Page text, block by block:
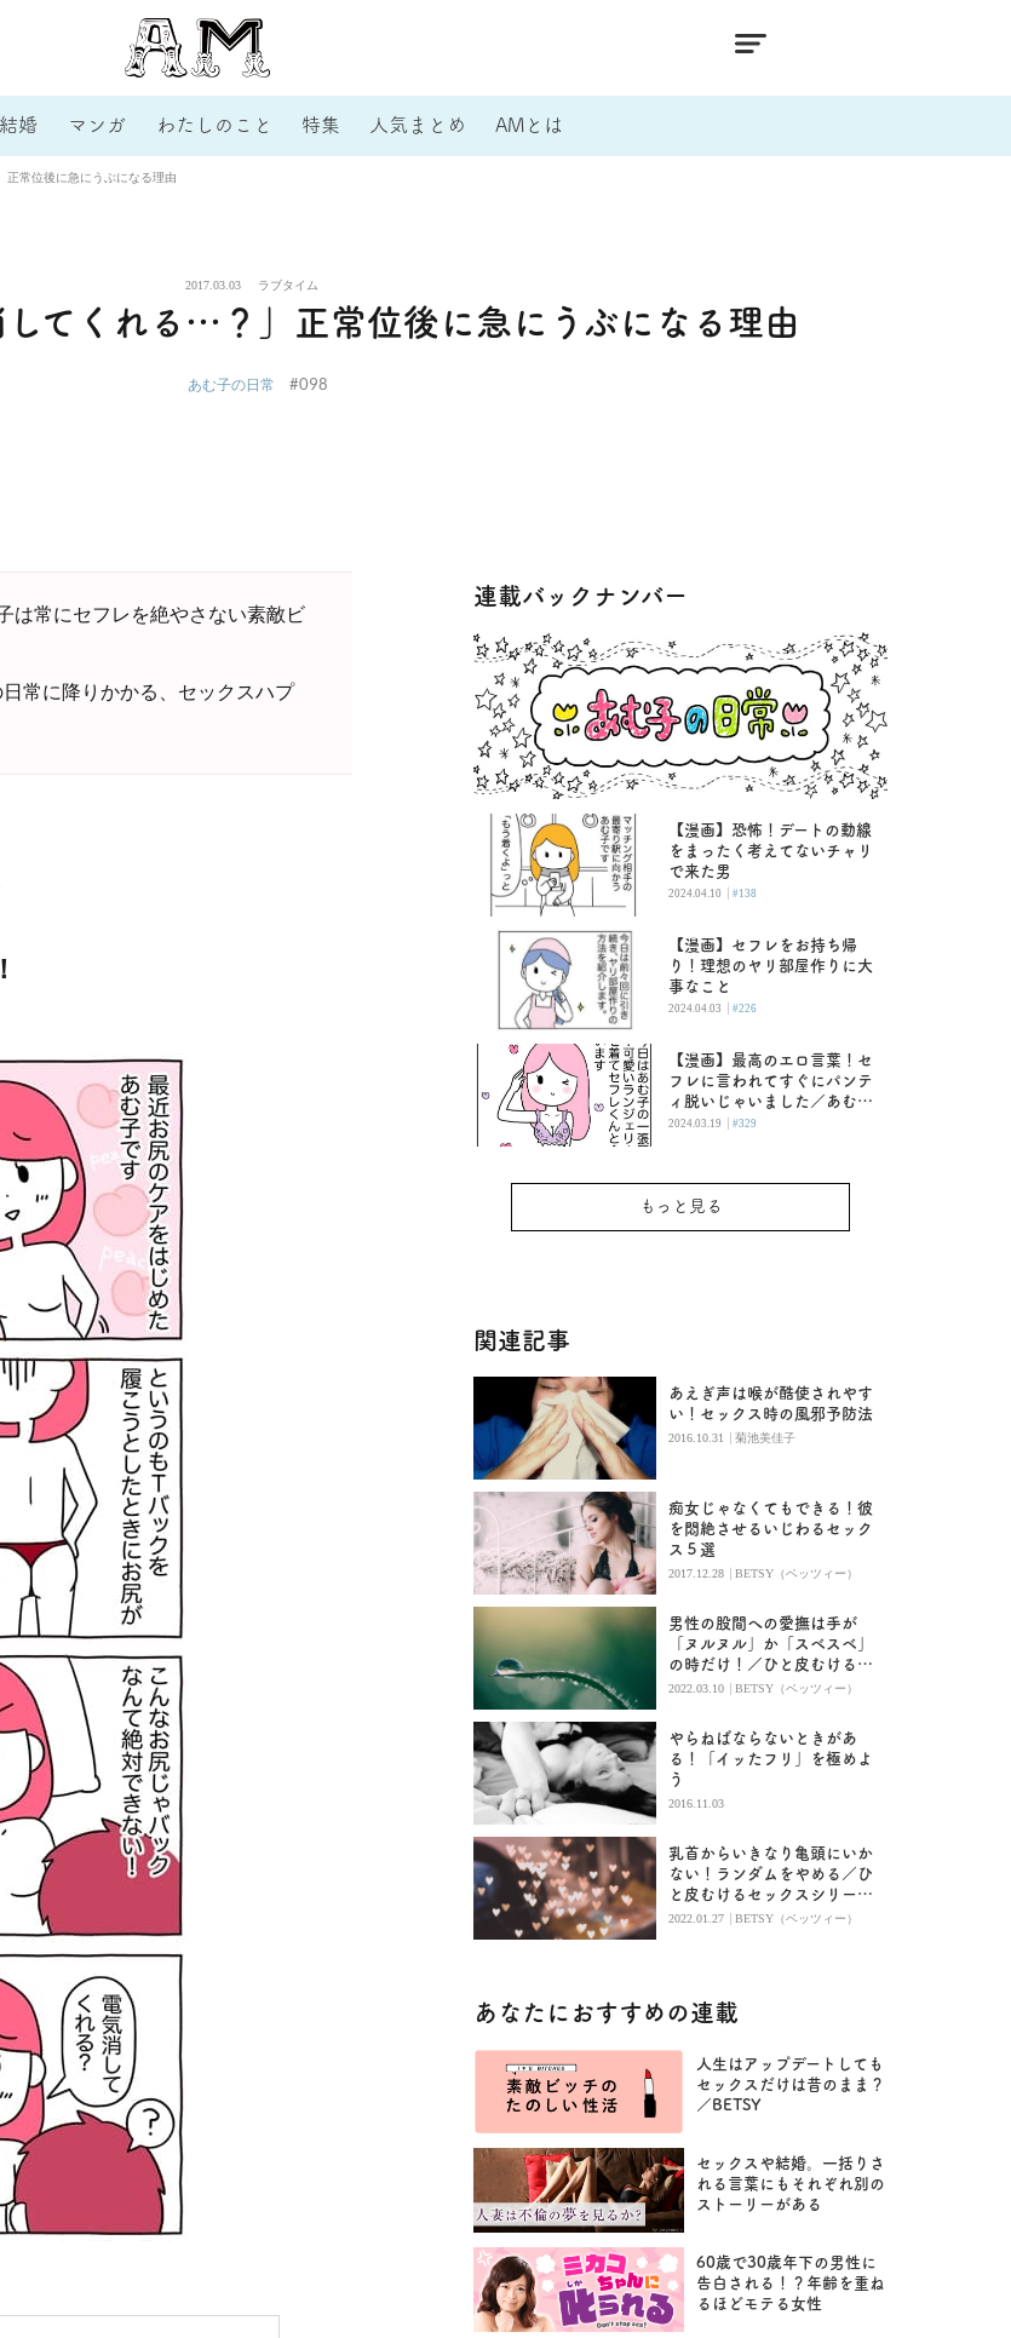
結婚 マンガ わたしのこと 特集 人気まとめ AMとは
正常位後に急にうぶになる理由
2017.03.03 ラブタイム
してくれる…？」正常位後に急にうぶになる理由
あむ子の日常 #098
常にセフレを絶やさない素敵ビ
常に降りかかる、セックスハプ
連載バックナンバー
【漫画】恐怖！デートの動線
をまったく考えてないチャリ
で来た男
2024.04.10 | #138
【漫画】セフレをお持ち帰
り！理想のヤリ部屋作りに大
事なこと
2024.04.03 | #226
【漫画】最高のエロ言葉！セ
フレに言われてすぐにパンテ
ィ脱いじゃいました／あむ子
の日常
2024.03.19 | #329
もっと見る
関連記事
あえぎ声は喉が酷使されやす
い！セックス時の風邪予防法
2016.10.31 | 菊池美佳子
痴女じゃなくてもできる！彼
を悶絶させるいじわるセック
ス５選
2017.12.28 | BETSY（ベッツィー）
男性の股間への愛撫は手が
「ヌルヌル」か「スベスベ」
の時だけ！／ひと皮むけるセ
ックス⑩Betsy
2022.03.10 | BETSY（ベッツィー）
やらねばならないときがあ
る！「イッたフリ」を極めよ
う
2016.11.03
乳首からいきなり亀頭にいか
ない！ランダムをやめる／ひ
と皮むけるセックスシリーズ
⑤
2022.01.27 | BETSY（ベッツィー）
あなたにおすすめの連載
人生はアップデートしても
セックスだけは昔のまま？
／BETSY
セックスや結婚。一括りさ
れる言葉にもそれぞれ別の
ストーリーがある
60歳で30歳年下の男性に
告白される！？年齢を重ね
るほどモテる女性